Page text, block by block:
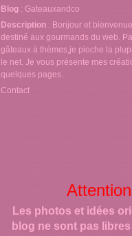
Blog : Gateauxandco
Description : Bonjour et
destiné aux gourmands du web.
gâteaux à thèmes,je pioche la
le net. Je vous présente mes
quelques pages.
Contact
Les photos et idées
blog ne sont pas